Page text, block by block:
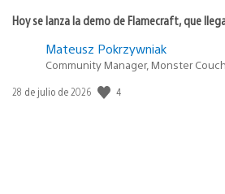
Hoy se lanza la demo de Flamecraft, que
Mateusz Pokrzywniak
Community Manager, Monster Couch
Fecha
28 de julio de 2026 4